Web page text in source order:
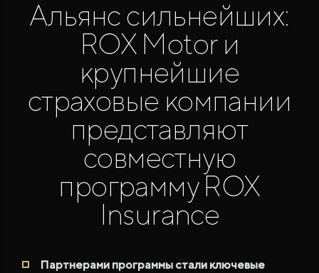
ROX ADAMAS
Совершенно новый флагманский внедорожник
Альянс сильнейших:
ROX Motor и
крупнейшие
страховые компании
представляют
совместную
программу ROX
Insurance
Партнерами программы стали ключевые